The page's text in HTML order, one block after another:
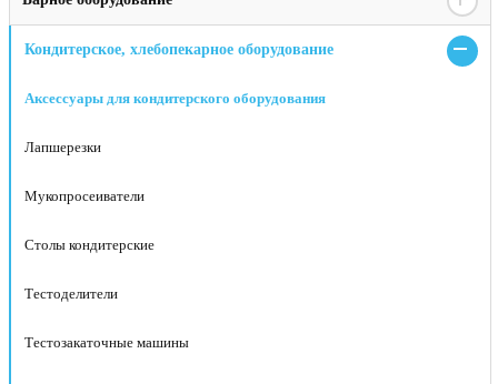
Кондитерское, хлебопекарное оборудование
Аксессуары для кондитерского оборудования
Лапшерезки
Мукопросеиватели
Столы кондитерские
Тестоделители
Тестозакаточные машины